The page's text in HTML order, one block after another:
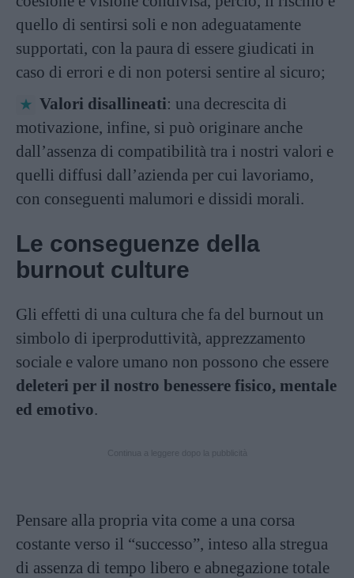
quello di sentirsi soli e non adeguatamente
supportati, con la paura di essere giudicati in
caso di errori e di non potersi sentire al sicuro;
Valori disallineati: una decrescita di
motivazione, infine, si può originare anche
dall’assenza di compatibilità tra i nostri valori e
quelli diffusi dall’azienda per cui lavoriamo,
con conseguenti malumori e dissidi morali.
Le conseguenze della
burnout culture
Gli effetti di una cultura che fa del burnout un
simbolo di iperproduttività, apprezzamento
sociale e valore umano non possono che essere
deleteri per il nostro benessere fisico, mentale
ed emotivo.
Pensare alla propria vita come a una corsa
costante verso il “successo”, inteso alla stregua
di assenza di tempo libero e abnegazione totale